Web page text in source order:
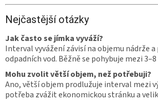
Nejčastější otázky
Jak často se jímka vyváží?
Interval vyvážení závisí na objemu nádrže a
odpadních vod. Běžně se pohybuje mezi
Mohu zvolit větší objem, než potřebuji?
Ano, větší objem prodlužuje interval mezi
potřeba zvážit ekonomickou stránku a